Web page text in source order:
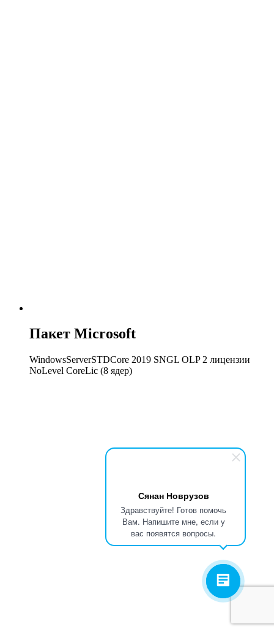
Сянан Новрузов
Здравствуйте! Готов помочь
Вам. Напишите мне, если у
вас появятся вопросы.
Пакет Microsoft
WindowsServerSTDCore 2019 SNGL OLP 2 лицензии
NoLevel CoreLic (8 ядер)